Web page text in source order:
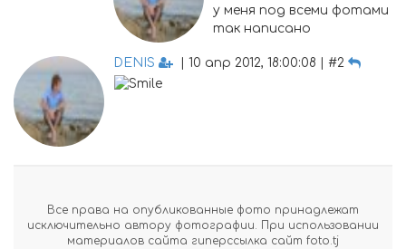
у меня под всеми фотами
так написано
DENIS | 10 апр 2012, 18:00:08 | #2
Все права на опубликованные фото принадлежат
исключительно автору фотографии. При использовании
материалов сайта гиперссылка сайт foto.tj